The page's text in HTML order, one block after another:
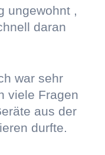
ungewohnt ,
daran
war sehr
viele Fragen
aus der
durfte.